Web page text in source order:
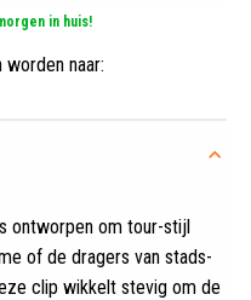
in huis!
ontworpen om tour-stijl
of de dragers van stads-
clip wikkelt stevig om de
naar: